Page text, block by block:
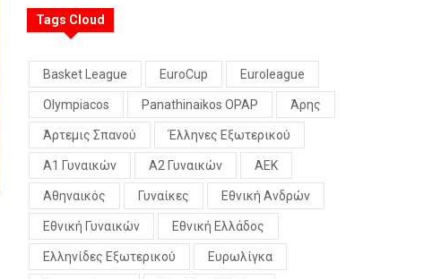
Tags Cloud
Basket League EuroCup Euroleague
Olympiacos Panathinaikos OPAP Άρης
Άρτεμις Σπανού Έλληνες Εξωτερικού
Α1 Γυναικών Α2 Γυναικών ΑΕΚ
Αθηναικός Γυναίκες Εθνική Ανδρών
Εθνική Γυναικών Εθνική Ελλάδος
Ελληνίδες Εξωτερικού Ευρωλίγκα